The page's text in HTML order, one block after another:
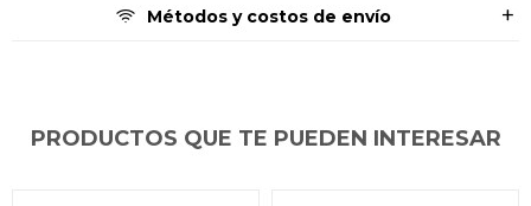
Métodos y costos de envío
PRODUCTOS QUE TE PUEDEN INTERESAR